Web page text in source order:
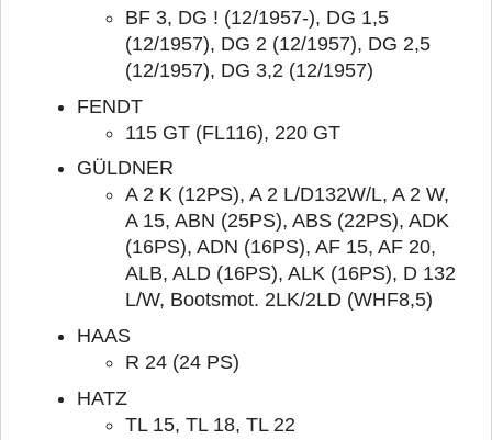
BF 3, DG ! (12/1957-), DG 1,5
(12/1957), DG 2 (12/1957), DG 2,5
(12/1957), DG 3,2 (12/1957)
FENDT
115 GT (FL116), 220 GT
GÜLDNER
A 2 K (12PS), A 2 L/D132W/L, A 2 W,
A 15, ABN (25PS), ABS (22PS), ADK
(16PS), ADN (16PS), AF 15, AF 20,
ALB, ALD (16PS), ALK (16PS), D 132
L/W, Bootsmot. 2LK/2LD (WHF8,5)
HAAS
R 24 (24 PS)
HATZ
TL 15, TL 18, TL 22